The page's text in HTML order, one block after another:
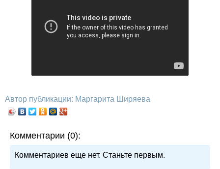
Автор публикации: Маргарита Ширяева
Комментарии (0):
Комментариев еще нет. Станьте первым.